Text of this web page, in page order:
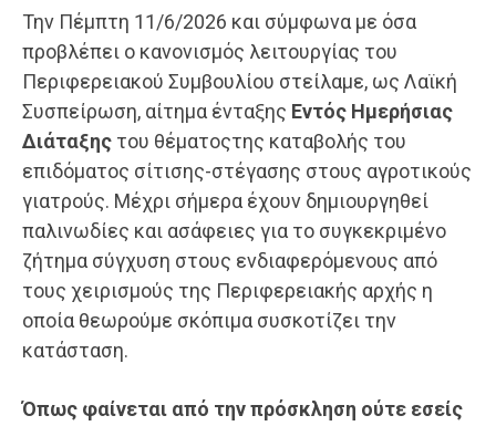
Την Πέμπτη 11/6/2026 και σύμφωνα με όσα
προβλέπει ο κανονισμός λειτουργίας του
Περιφερειακού Συμβουλίου στείλαμε, ως Λαϊκή
Συσπείρωση, αίτημα ένταξης Εντός Ημερήσιας
Διάταξης του θέματοςτης καταβολής του
επιδόματος σίτισης-στέγασης στους αγροτικούς
γιατρούς. Μέχρι σήμερα έχουν δημιουργηθεί
παλινωδίες και ασάφειες για το συγκεκριμένο
ζήτημα σύγχυση στους ενδιαφερόμενους από
τους χειρισμούς της Περιφερειακής αρχής η
οποία θεωρούμε σκόπιμα συσκοτίζει την
κατάσταση.
Όπως φαίνεται από την πρόσκληση ούτε εσείς